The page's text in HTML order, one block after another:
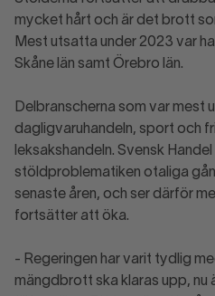
mycket hårt och är det brott
Mest utsatta under 2023 var
Skåne län samt Örebro län.
Delbranscherna som var mest
dagligvaruhandeln, sport och
leksakshandeln. Svensk
stöldproblematiken otaliga
senaste åren, och ser därför
fortsätter att öka.
- Regeringen har varit tydlig
mängdbrott ska klaras upp, nu